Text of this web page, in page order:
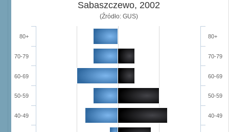
Sabaszczewo, 2002
(Źródło: GUS)
40-49
50-59
60-69
70-79
80+
40-49
50-59
60-69
70-79
80+